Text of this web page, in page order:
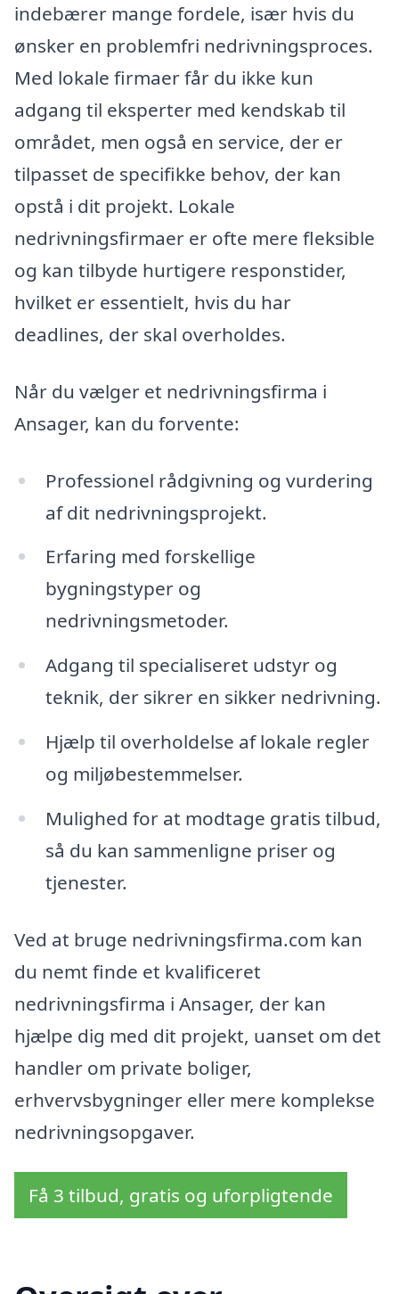
indebærer mange fordele, især hvis du
ønsker en problemfri nedrivningsproces.
Med lokale firmaer får du ikke kun
adgang til eksperter med kendskab til
området, men også en service, der er
tilpasset de specifikke behov, der kan
opstå i dit projekt. Lokale
nedrivningsfirmaer er ofte mere fleksible
og kan tilbyde hurtigere responstider,
hvilket er essentielt, hvis du har
deadlines, der skal overholdes.
Når du vælger et nedrivningsfirma i
Ansager, kan du forvente:
Professionel rådgivning og vurdering
af dit nedrivningsprojekt.
Erfaring med forskellige
bygningstyper og
nedrivningsmetoder.
Adgang til specialiseret udstyr og
teknik, der sikrer en sikker nedrivning.
Hjælp til overholdelse af lokale regler
og miljøbestemmelser.
Mulighed for at modtage gratis tilbud,
så du kan sammenligne priser og
tjenester.
Ved at bruge nedrivningsfirma.com kan
du nemt finde et kvalificeret
nedrivningsfirma i Ansager, der kan
hjælpe dig med dit projekt, uanset om det
handler om private boliger,
erhvervsbygninger eller mere komplekse
nedrivningsopgaver.
Få 3 tilbud, gratis og uforpligtende